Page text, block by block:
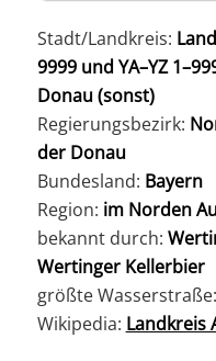
Stadt/Landkreis:
9999 und YA–YZ
Donau (sonst)
Regierungsbezirk:
der Donau
Bundesland: Bayern
Region: im Norden
bekannt durch:
Wertinger Kellerbier
größte Wasserstraße:
Wikipedia: Landkreis